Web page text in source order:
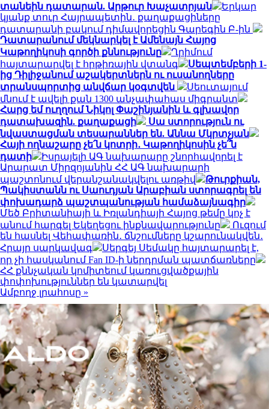
տանեին դատարան. Արթուր Խաչատրյան
Երկար
կյանք տուր Հայրապետին․ քաղաքացիները
դատարանի բակում դիմավորեցին Գարեգին Բ-ին
Դատարանում մեկնարկել է Ամենայն Հայոց
Կաթողիկոսի գործի քննությունը
Ղրիմում
հայտարարվել է հրթիռային վտանգ
Սեպտեմբերի 1-
ից Դիլիջանում աշակերտներն ու ուսանողները
տրանսպորտից անվճար կօգտվեն
Սեուտայում
մնում է ավելի քան 1300 անչափահաս միգրանտ
Հարց եմ ուղղում Նիկոլ Փաշինյանին և գլխավոր
դատախազին. քաղաքացի
Սա ստորություն ու
նվաստացման տեսարաններ են. Աննա Մկրտչյան
Հայի ողնաշարը չե՛ն կոտրի․ Կաթողիկոսին չե՞ն
դատի
Իսրայելի ԱԳ նախարարը շնորհավորել է
Արարատ Միրզոյանին ՀՀ ԱԳ նախարարի
պաշտոնում վերանշանակվելու առթիվ
Թուրքիան,
Պակիստանն ու Սաուդյան Արաբիան ստորագրել են
փոխադարձ պաշտպանության համաձայնագիր
Մեծ Բրիտանիայի և Իռլանդիայի Հայոց թեմը կոչ է
անում հարգել Եկեղեցու ինքնավարությունը
Ուզում
են հասնել Վեհափառին․ ճնշումները կշարունակվեն․
Հրայր սարկավագ
Սերգեյ Սեմակը հայտարարել է,
որ չի հասկանում Fan ID-ի ներդրման պատճառները
ՀՀ քննչական կոմիտեում կառուցվածքային
փոփոխություններ են կատարվել
Ամբողջ լրահոսը »